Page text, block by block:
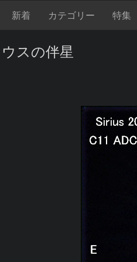
新着 カテゴリー 特集
スの伴星